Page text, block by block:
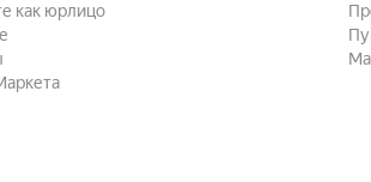
как юрлицо